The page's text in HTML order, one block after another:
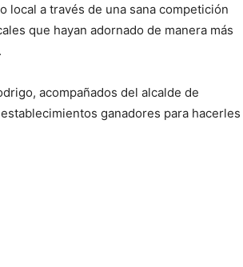
local a través de una sana competición
que hayan adornado de manera más
acompañados del alcalde de
ganadores para hacerles